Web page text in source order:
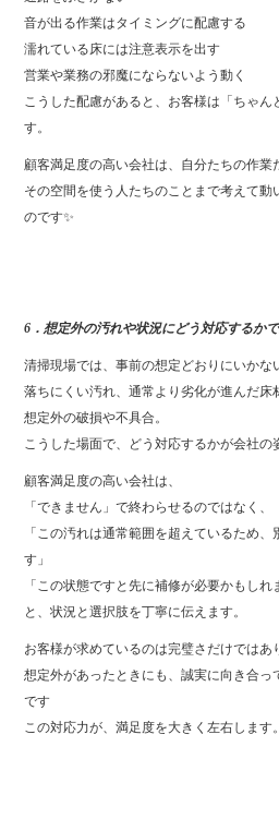
音が出る作業はタイミングに配慮する
濡れている床には注意表示を出す
営業や業務の邪魔にならないよう動く
こうした配慮があると、お客様は「ちゃん
す。
顧客満足度の高い会社は、自分たちの作業
その空間を使う人たちのことまで考えて動
のです✨
6．想定外の汚れや状況にどう対応するか
清掃現場では、事前の想定どおりにいかな
落ちにくい汚れ、通常より劣化が進んだ床
想定外の破損や不具合。
こうした場面で、どう対応するかが会社の
顧客満足度の高い会社は、
「できません」で終わらせるのではなく、
「この汚れは通常範囲を超えているため
す」
「この状態ですと先に補修が必要かもしれ
と、状況と選択肢を丁寧に伝えます。
お客様が求めているのは完璧さだけではあ
想定外があったときにも、誠実に向き合っ
です
この対応力が、満足度を大きく左右します。